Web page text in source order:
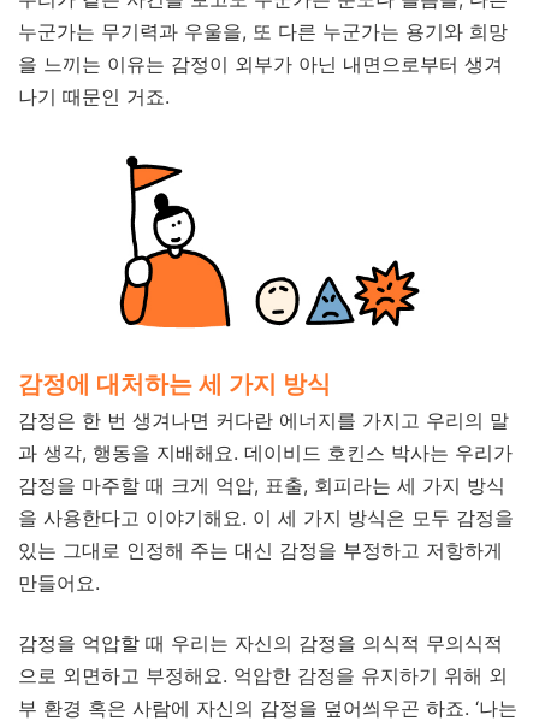
누군가는 무기력과 우울을, 또 다른 누군가는 용기와 희망
을 느끼는 이유는 감정이 외부가 아닌 내면으로부터 생겨
나기 때문인 거죠.
감정에 대처하는 세 가지 방식
감정은 한 번 생겨나면 커다란 에너지를 가지고 우리의 말
과 생각, 행동을 지배해요. 데이비드 호킨스 박사는 우리가
감정을 마주할 때 크게 억압, 표출, 회피라는 세 가지 방식
을 사용한다고 이야기해요. 이 세 가지 방식은 모두 감정을
있는 그대로 인정해 주는 대신 감정을 부정하고 저항하게
만들어요.
감정을 억압할 때 우리는 자신의 감정을 의식적 무의식적
으로 외면하고 부정해요. 억압한 감정을 유지하기 위해 외
부 환경 혹은 사람에 자신의 감정을 덮어씌우곤 하죠. ‘나는